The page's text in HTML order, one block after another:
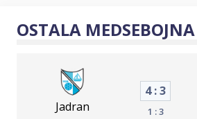
OSTALA
Jadran
4 : 3
1 : 3